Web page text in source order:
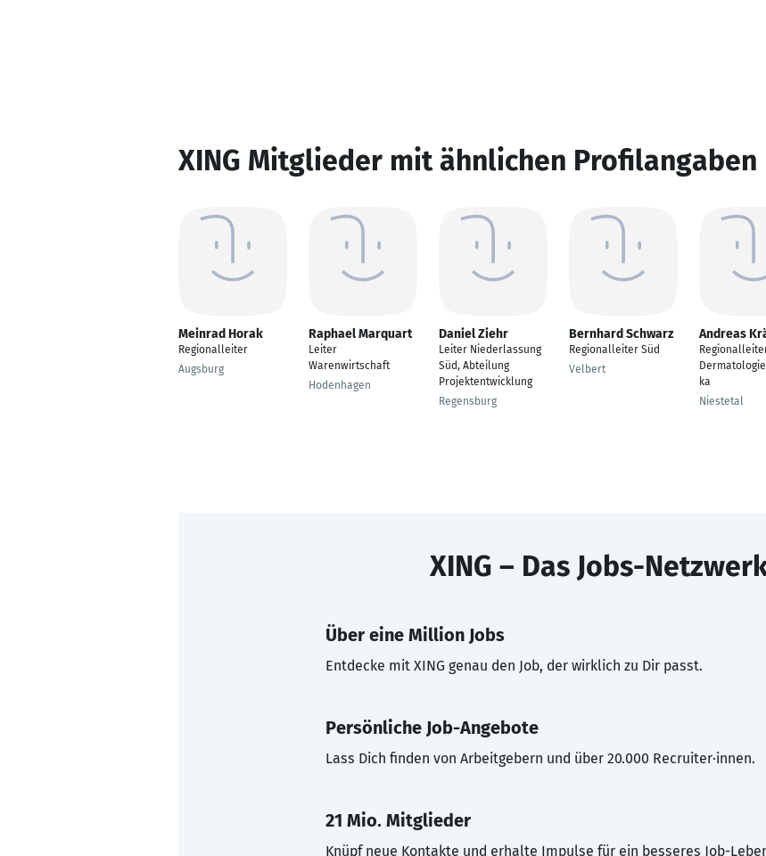
XING Mitglieder mit ähnlichen Profilangaben
Meinrad Horak
Regionalleiter
Augsburg
Raphael Marquart
Leiter
Warenwirtschaft
Hodenhagen
Daniel Ziehr
Leiter Niederlassung
Süd, Abteilung
Projektentwicklung
Regensburg
Bernhard Schwarz
Regionalleiter Süd
Velbert
Andreas
ka
Niestetal
XING – Das Jobs-
Über eine Million Jobs
Entdecke mit XING genau den Job, der wirklich zu Dir passt.
Persönliche Job-Angebote
Lass Dich finden von Arbeitgebern und über 20.000 Recruiter·innen.
21 Mio. Mitglieder
Knüpf neue Kontakte und erhalte Impulse für ein besseres Job-